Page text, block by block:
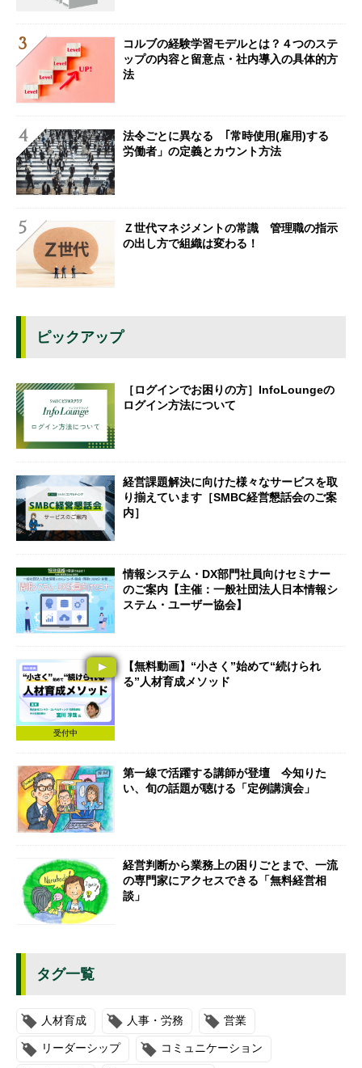
コルブの経験学習モデルとは？４つのステ
ップの内容と留意点・社内導入の具体的方
法
法令ごとに異なる ｢常時使用(雇用)する
労働者」の定義とカウント方法
Ｚ世代マネジメントの常識 管理職の指示
の出し方で組織は変わる！
ピックアップ
［ログインでお困りの方］InfoLoungeの
ログイン方法について
経営課題解決に向けた様々なサービスを取
り揃えています［SMBC経営懇話会のご案
内］
情報システム・DX部門社員向けセミナー
のご案内【主催：一般社団法人日本情報シ
ステム・ユーザー協会】
受付中
【無料動画】“小さく”始めて“続けられ
る”人材育成メソッド
第一線で活躍する講師が登壇 今知りた
い、旬の話題が聴ける「定例講演会」
経営判断から業務上の困りごとまで、一流
の専門家にアクセスできる「無料経営相
談」
タグ一覧
人材育成 人事・労務 営業
リーダーシップ コミュニケーション